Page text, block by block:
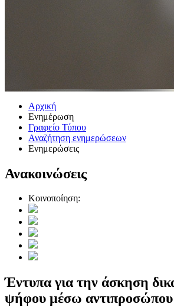
Αρχική
Ενημέρωση
Γραφείο Τύπου
Αναζήτηση ενημερώσεων
Ενημερώσεις
Ανακοινώσεις
Κοινοποίηση:
Έντυπα για την άσκηση
ψήφου μέσω αντιπροσώπου